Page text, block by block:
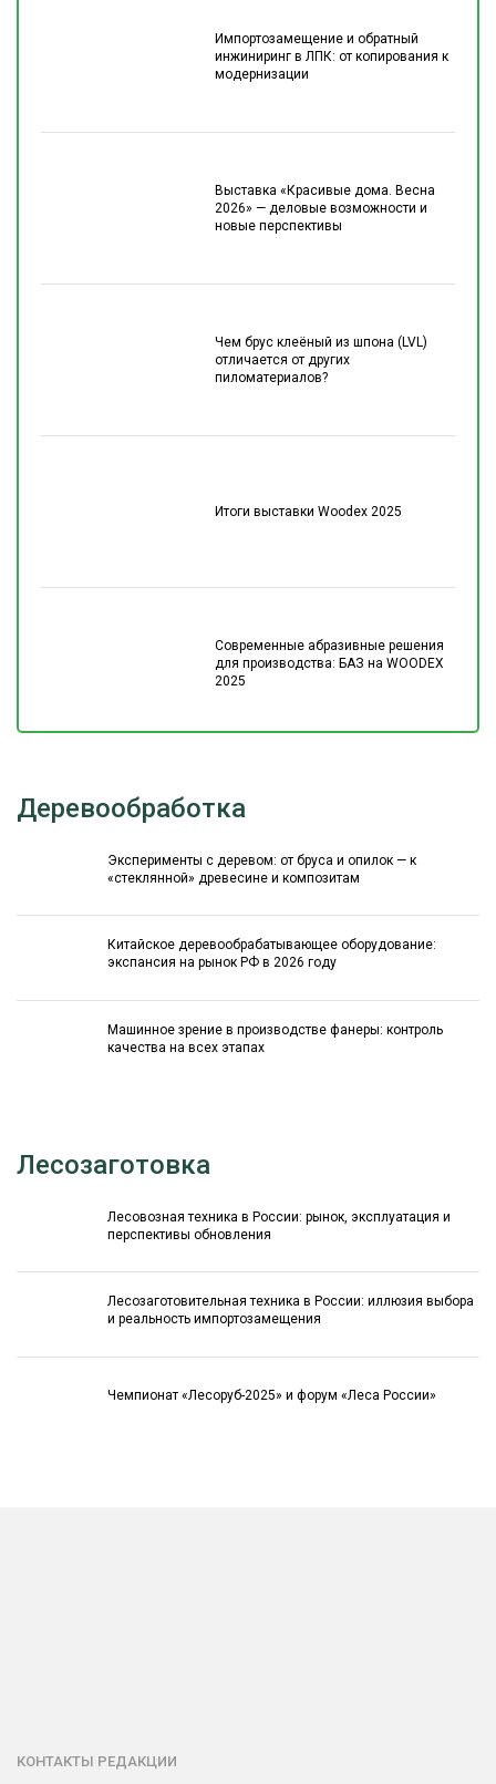
Импортозамещение и обратный
инжиниринг в ЛПК: от копирования к
модернизации
Выставка «Красивые дома. Весна
2026» — деловые возможности и
новые перспективы
Чем брус клеёный из шпона (LVL)
отличается от других
пиломатериалов?
Итоги выставки Woodex 2025
Современные абразивные решения
для производства: БАЗ на WOODEX
2025
Деревообработка
Эксперименты с деревом: от бруса и опилок — к
«стеклянной» древесине и композитам
Китайское деревообрабатывающее оборудование:
экспансия на рынок РФ в 2026 году
Машинное зрение в производстве фанеры: контроль
качества на всех этапах
Лесозаготовка
Лесовозная техника в России: рынок, эксплуатация и
перспективы обновления
Лесозаготовительная техника в России: иллюзия выбора
и реальность импортозамещения
Чемпионат «Лесоруб-2025» и форум «Леса России»
КОНТАКТЫ РЕДАКЦИИ